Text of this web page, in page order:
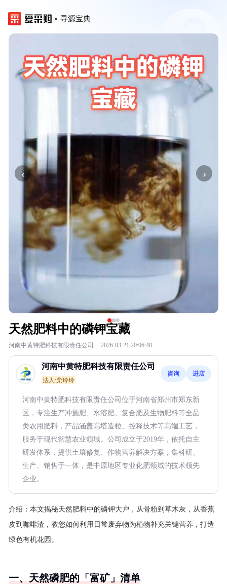
寻源宝典
‹ ›
天然肥料中的磷钾宝藏
河南中黄特肥科技有限责任公司 · 2026-03-21 20:06:48
河南中黄特肥科技有限责任公司
法人:柴玲玲
咨询 进店
河南中黄特肥科技有限责任公司位于河南省郑州市郑东新
区，专注生产冲施肥、水溶肥、复合肥及生物肥料等全品
类农用肥料，产品涵盖高塔造粒、控释技术等高端工艺，
服务于现代智慧农业领域。公司成立于2019年，依托自主
研发体系，提供土壤修复、作物营养解决方案，集科研、
生产、销售于一体，是中原地区专业化肥领域的技术领先
企业。
介绍： 本文揭秘天然肥料中的磷钾大户，从骨粉到草木灰，从香蕉
皮到咖啡渣，教您如何利用日常废弃物为植物补充关键营养，打造
绿色有机花园。
一、天然磷肥的「富矿」清单